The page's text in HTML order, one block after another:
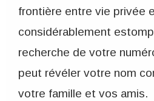
frontière entre vie privée
considérablement
recherche de votre
peut révéler votre nom
votre famille et vos amis.